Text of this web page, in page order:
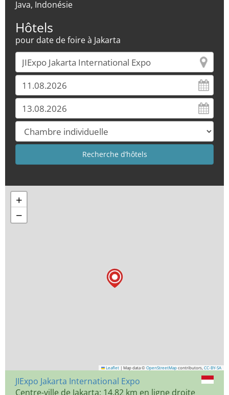
Java, Indonésie
Hôtels
pour date de foire à Jakarta
+
−
Leaflet | Map data © OpenStreetMap contributors, CC-BY-SA
JIExpo Jakarta International Expo
Centre-ville de Jakarta: 14,82 km en ligne droite